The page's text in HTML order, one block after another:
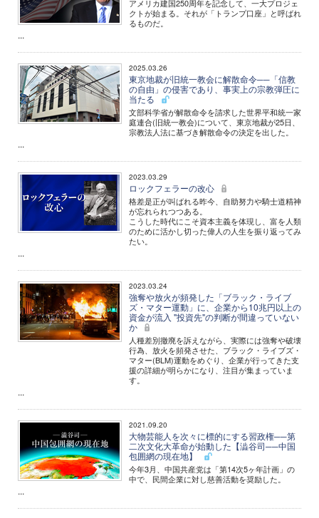
アメリカ建国250周年を記念して、一大プロジェ
クトが始まる。それが「トランプ口座」と呼ばれ
るものだ。
...
2025.03.26
東京地裁が旧統一教会に解散命令──「信教
の自由」の侵害であり、事実上の宗教弾圧に
当たる
文部科学省が解散命令を請求した世界平和統一家
庭連合(旧統一教会)について、東京地裁が25日、
宗教法人法に基づき解散命令の決定を出した。
...
2023.03.29
ロックフェラーの改心
格差是正が叫ばれる昨今、自助努力や騎士道精神
が忘れられつつある。
こうした時代にこそ資本主義を体現し、富を人類
のために活かし切った偉人の人生を振り返ってみ
たい。
...
2023.03.24
強奪や放火が頻発した「ブラック・ライブ
ズ・マター運動」に、企業から10兆円以上の
資金が流入 "投資先"の判断が間違っていない
か
人種差別撤廃を訴えながら、実際には強奪や破壊
行為、放火を頻発させた、ブラック・ライブズ・
マター(BLM)運動をめぐり、企業が行ってきた支
援の詳細が明らかになり、注目が集まっていま
す。
...
2021.09.20
大物芸能人を次々に標的にする習政権──第
二次文化大革命が始動した【澁谷司──中国
包囲網の現在地】
今年3月、中国共産党は「第14次5ヶ年計画」の
中で、民間企業に対し慈善活動を奨励した。
...